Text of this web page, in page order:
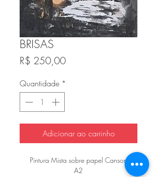
BRISAS
R$ 250,00Preço
Quantidade *
Adicionar ao carrinho
Pintura Mista sobre papel Canson
A2